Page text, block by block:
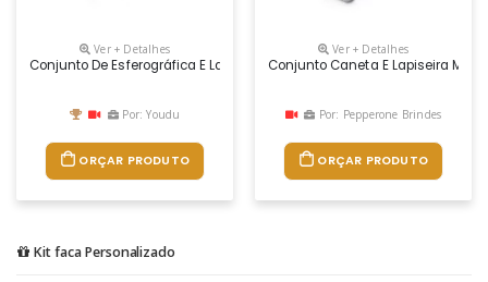
Ver + Detalhes
Conjunto De Esferográfica E Lapiseira Em Bambu. Esferográfica Até 1.5
Por: Youdu
ORÇAR PRODUTO
Ver + Detalhes
Conjunto Caneta E Lapiseira
Por: Pepperone Brindes
ORÇAR PRODUTO
Kit faca Personalizado